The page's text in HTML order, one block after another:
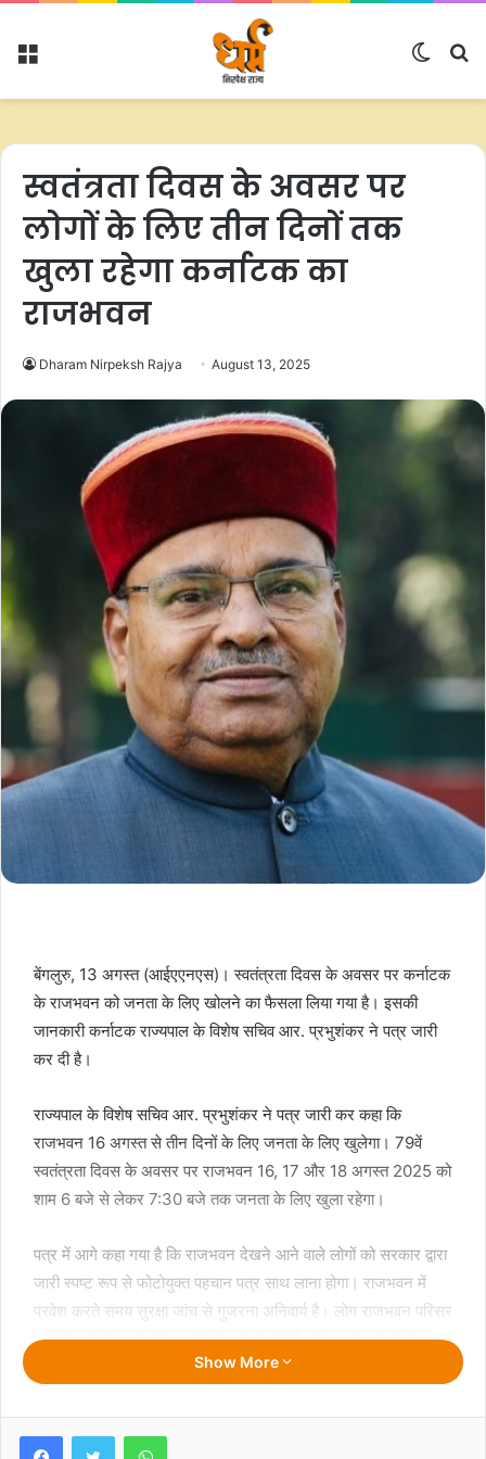
Menu
Switch
स्वतंत्रता दिवस के अवसर पर
लोगों के लिए तीन दिनों तक
खुला रहेगा कर्नाटक का
राजभवन
Dharam Nirpeksh Rajya August 13, 2025
बेंगलुरु, 13 अगस्त (आईएएनएस)। स्वतंत्रता दिवस के अवसर पर कर्नाटक
के राजभवन को जनता के लिए खोलने का फैसला लिया गया है। इसकी
जानकारी कर्नाटक राज्यपाल के विशेष सचिव आर. प्रभुशंकर ने पत्र जारी
कर दी है।
राज्यपाल के विशेष सचिव आर. प्रभुशंकर ने पत्र जारी कर कहा कि
राजभवन 16 अगस्त से तीन दिनों के लिए जनता के लिए खुलेगा। 79वें
स्वतंत्रता दिवस के अवसर पर राजभवन 16, 17 और 18 अगस्त 2025 को
शाम 6 बजे से लेकर 7:30 बजे तक जनता के लिए खुला रहेगा।
पत्र में आगे कहा गया है कि राजभवन देखने आने वाले लोगों को सरकार द्वारा
जारी स्पष्ट रूप से फोटोयुक्त पहचान पत्र साथ लाना होगा। राजभवन में
प्रवेश करते समय सुरक्षा जांच से गुजरना अनिवार्य है। लोग राजभवन परिसर
में प्रवेश के लिए अनुमति स्थानों के अलावा किसी अन्य स्थान पर प्रवेश नहीं
कर सकेंगे। जनता को प्रवेश के दौरान और बाद में सुरक्षा अधिकारियों और
राजभवन परिसर में शांति और सौहार्द बनाए रखकर सहयोग करना होगा।
Show More
FacebookTwitter WhatsApp